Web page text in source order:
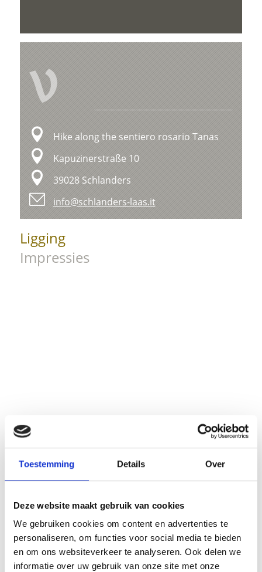
Toestemming Details Over
Deze website maakt gebruik van cookies
We gebruiken cookies om content en advertenties te
personaliseren, om functies voor social media te bieden
en om ons websiteverkeer te analyseren. Ook delen we
informatie over uw gebruik van onze site met onze
V
Hike along the sentiero rosario Tanas
Kapuzinerstraße 10
39028 Schlanders
info@schlanders-laas.it
Ligging
Impressies